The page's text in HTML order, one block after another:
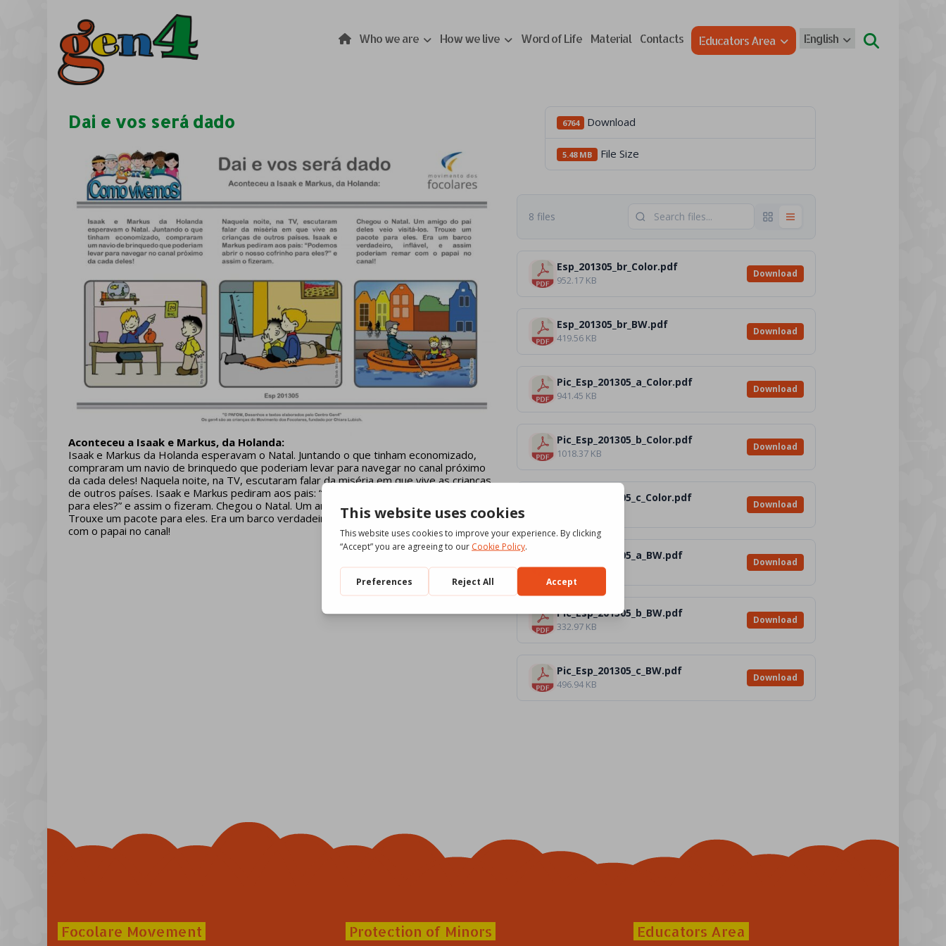
Who we are How we live Word of Life Material Contacts Educators Area English
Dai e vos será dado
Aconteceu a Isaak e Markus, da Holanda:
Isaak e Markus da Holanda esperavam o Natal. Juntando o que tinham economizado,
compraram um navio de brinquedo que poderiam levar para navegar no canal próximo
da cada deles! Naquela noite, na TV, escutaram falar da miséria em que vive as crianças
de outros países. Isaak e Markus pediram aos pais: “Podemos abrir o nosso cofrinho
para eles?” e assim o fizeram. Chegou o Natal. Um amigo do pai deles veio visitá-los.
Trouxe um pacote para eles. Era um barco verdadeiro, inflável, e assim poderiam remar
com o papai no canal!
6764 Download
5.48 MB File Size
8 files
Esp_201305_br_Color.pdf
952.17 KB
Download
Esp_201305_br_BW.pdf
419.56 KB
Download
Pic_Esp_201305_a_Color.pdf
941.45 KB
Download
Pic_Esp_201305_b_Color.pdf
1018.37 KB
Download
Pic_Esp_201305_c_Color.pdf Download
Pic_Esp_201305_a_BW.pdf
361.78 KB
Download
Pic_Esp_201305_b_BW.pdf
332.97 KB
Download
Pic_Esp_201305_c_BW.pdf
496.94 KB
Download
Focolare Movement Protection of Minors Educators Area